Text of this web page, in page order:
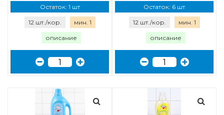
Остаток: 1 шт
12 шт./кор. мин. 1
описание
Остаток: 6 шт
12 шт./кор. мин. 1
описание